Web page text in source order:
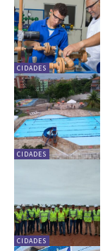
CIDADES
CIDADES
CIDADES